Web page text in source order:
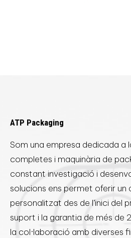
ATP Packaging
Som una empresa dedicada a
completes i maquinària de
constant investigació i
solucions ens permet oferir un
personalitzat des de l’inici del
suport i la garantia de més de
la col·laboració amb diverses